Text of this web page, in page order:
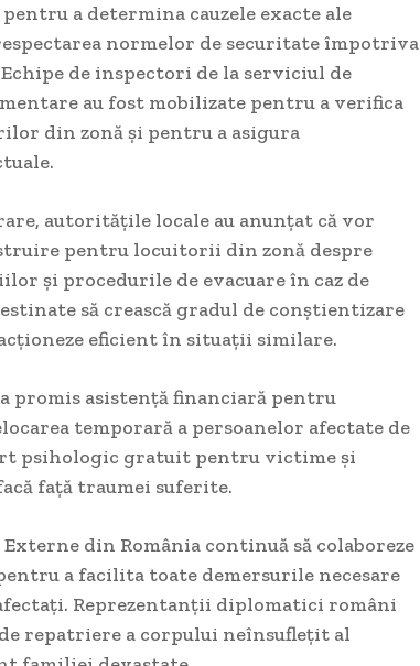
a determina cauzele exacte ale
normelor de securitate împotriva
de inspectori de la serviciul de
au fost mobilizate pentru a verifica
din zonă și pentru a asigura
autoritățile locale au anunțat că vor
pentru locuitorii din zonă despre
și procedurile de evacuare în caz de
să crească gradul de conștientizare
eficient în situații similare.
promis asistență financiară pentru
temporară a persoanelor afectate de
psihologic gratuit pentru victime și
față traumei suferite.
din România continuă să colaboreze
a facilita toate demersurile necesare
Reprezentanții diplomatici români
repatriere a corpului neînsuflețit al